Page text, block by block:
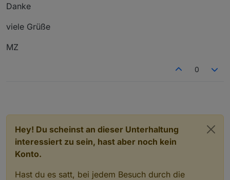
Danke
viele Grüße
MZ
0
Hey! Du scheinst an dieser Unterhaltung
interessiert zu sein, hast aber noch kein
Konto.
Hast du es satt, bei jedem Besuch durch die